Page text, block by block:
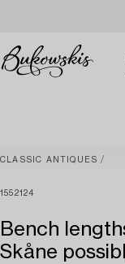
CLASSIC ANTIQUES
1552124
Bench
Skåne